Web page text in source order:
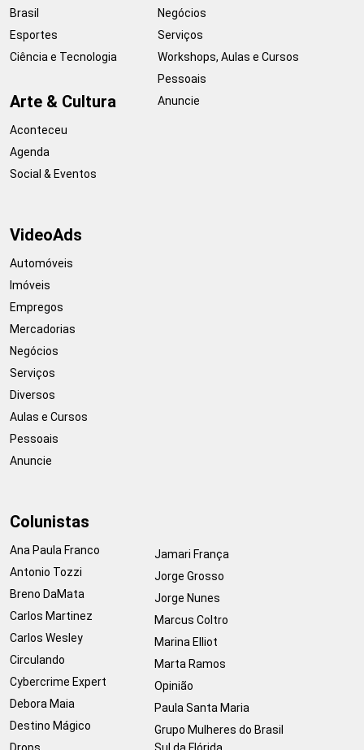
Brasil
Esportes
Ciência e Tecnologia
Arte & Cultura
Aconteceu
Agenda
Social & Eventos
Negócios
Serviços
Workshops, Aulas e Cursos
Pessoais
Anuncie
VideoAds
Automóveis
Imóveis
Empregos
Mercadorias
Negócios
Serviços
Diversos
Aulas e Cursos
Pessoais
Anuncie
Colunistas
Ana Paula Franco
Antonio Tozzi
Breno DaMata
Carlos Martinez
Carlos Wesley
Circulando
Cybercrime Expert
Debora Maia
Destino Mágico
Jamari França
Jorge Grosso
Jorge Nunes
Marcus Coltro
Marina Elliot
Marta Ramos
Opinião
Paula Santa Maria
Grupo Mulheres do Brasil